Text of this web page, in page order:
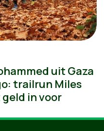
uit Gaza
trailrun Miles
in voor